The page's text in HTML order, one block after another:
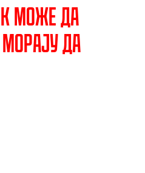
може да
да